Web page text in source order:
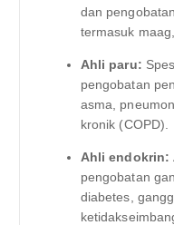
dan
termasuk
Ahli paru:
pengobatan
asma,
kronik (COPD).
Ahli endokrin:
pengobatan
diabetes,